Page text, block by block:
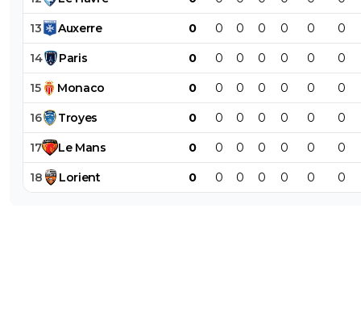
13 Auxerre 0 0 0 0 0 0 0
14 Paris 0 0 0 0 0 0 0
15 Monaco 0 0 0 0 0 0 0
16 Troyes 0 0 0 0 0 0 0
17 Le Mans 0 0 0 0 0 0 0
18 Lorient 0 0 0 0 0 0 0